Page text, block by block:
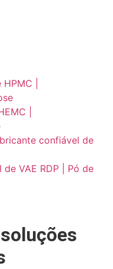
|
|
confiável de
VAE RDP | Pó de
soluções